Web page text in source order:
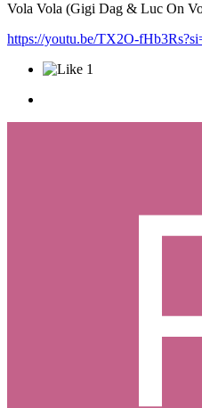
Vola Vola (Gigi Dag & Luc On
https://youtu.be/TX2O-
1